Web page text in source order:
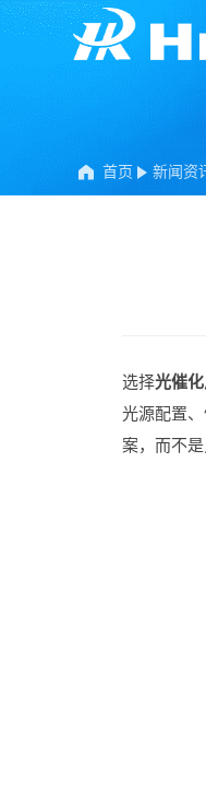
首页 新闻资
选择光催
光源配置
案，而不是